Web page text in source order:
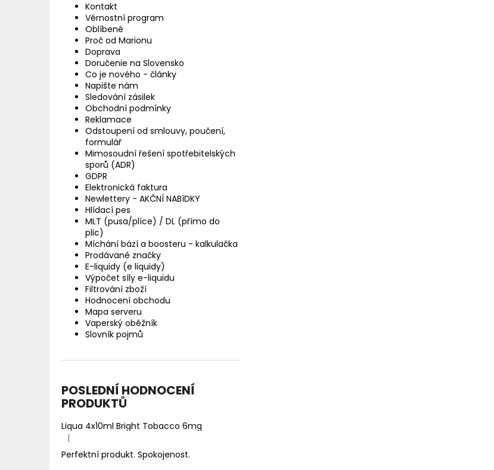
Kontakt
Věrnostní program
Oblíbené
Proč od Marionu
Doprava
Doručenie na Slovensko
Co je nového - články
Napište nám
Sledování zásilek
Obchodní podmínky
Reklamace
Odstoupení od smlouvy, poučení,
formulář
Mimosoudní řešení spotřebitelských
sporů (ADR)
GDPR
Elektronická faktura
Newlettery - AKČNÍ NABíDKY
Hlídací pes
MLT (pusa/plíce) / DL (přímo do
plic)
Míchání bází a boosteru - kalkulačka
Prodávané značky
E-liquidy (e liquidy)
Výpočet síly e-liquidu
Filtrování zboží
Hodnocení obchodu
Mapa serveru
Vaperský oběžník
Slovník pojmů
POSLEDNÍ HODNOCENÍ
PRODUKTŮ
Liqua 4x10ml Bright Tobacco 6mg
Hodnocení produktu je 5 z 5 hvězdiček.
|
Perfektní produkt. Spokojenost.